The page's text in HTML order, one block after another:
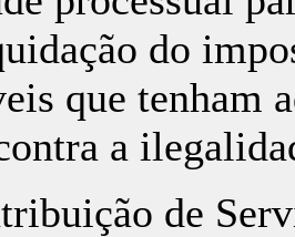
do
que tenham
a
de